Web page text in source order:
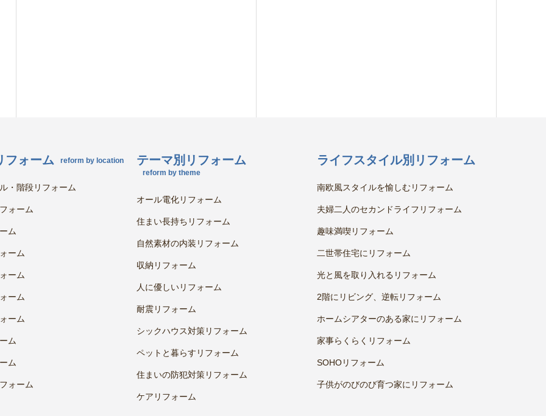
フォーム reform by location
・階段リフォーム
ォーム
ム
ーム
ーム
ーム
ーム
ム
ム
ォーム
テーマ別リフォーム
reform by theme
オール電化リフォーム
住まい長持ちリフォーム
自然素材の内装リフォーム
収納リフォーム
人に優しいリフォーム
耐震リフォーム
シックハウス対策リフォーム
ペットと暮らすリフォーム
住まいの防犯対策リフォーム
ケアリフォーム
ライフスタイル別リフォーム
南欧風スタイルを愉しむリフォーム
夫婦二人のセカンドライフリフォーム
趣味満喫リフォーム
二世帯住宅にリフォーム
光と風を取り入れるリフォーム
2階にリビング、逆転リフォーム
ホームシアターのある家にリフォーム
家事らくらくリフォーム
SOHOリフォーム
子供がのびのび育つ家にリフォーム